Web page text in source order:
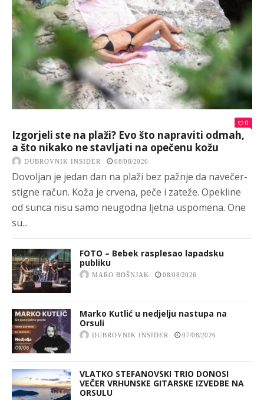
0
Izgorjeli ste na plaži? Evo što napraviti odmah,
a što nikako ne stavljati na opečenu kožu
DUBROVNIK INSIDER 08/08/2026
Dovoljan je jedan dan na plaži bez pažnje da navečer-
stigne račun. Koža je crvena, peče i zateže. Opekline
od sunca nisu samo neugodna ljetna uspomena. One
su...
FOTO – Bebek rasplesao lapadsku
publiku
MARO BOŠNJAK 08/08/2026
Marko Kutlić u nedjelju nastupa na
Orsuli
DUBROVNIK INSIDER 07/08/2026
VLATKO STEFANOVSKI TRIO DONOSI
VEČER VRHUNSKE GITARSKE IZVEDBE NA
ORSULU